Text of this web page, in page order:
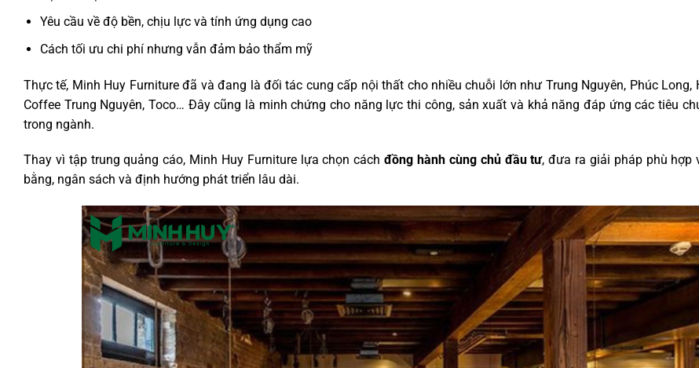
Yêu cầu về độ bền, chịu lực và tính ứng dụng cao
Cách tối ưu chi phí nhưng vẫn đảm bảo thẩm mỹ
Thực tế, Minh Huy Furniture đã và đang là đối tác cung cấp nội thất cho nhiều chuỗi lớn như Trung Nguyên, Phúc Long,
Coffee Trung Nguyên, Toco… Đây cũng là minh chứng cho năng lực thi công, sản xuất và khả năng đáp ứng các tiêu
trong ngành.
Thay vì tập trung quảng cáo, Minh Huy Furniture lựa chọn cáchđồng hành cùng chủ đầu tư, đưa ra giải pháp phù hợp
bằng, ngân sách và định hướng phát triển lâu dài.